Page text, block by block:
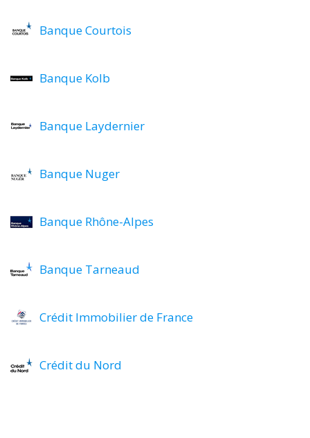
Banque Courtois
Banque Kolb
Banque Laydernier
Banque Nuger
Banque Rhône-Alpes
Banque Tarneaud
Crédit Immobilier de France
Crédit du Nord